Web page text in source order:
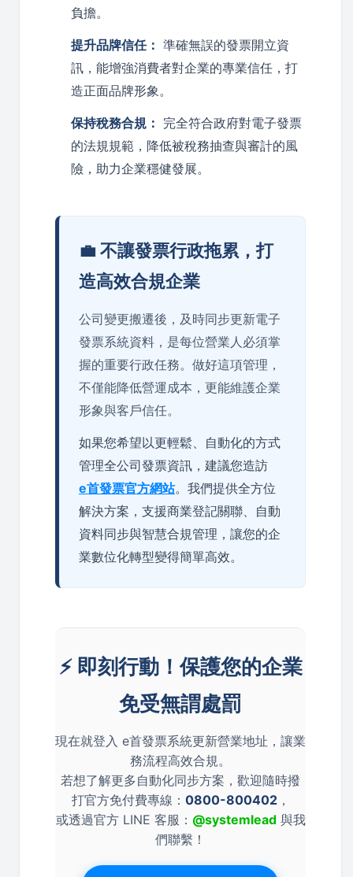
負擔。
提升品牌信任： 準確無誤的發票開立資
訊，能增強消費者對企業的專業信任，打
造正面品牌形象。
保持稅務合規： 完全符合政府對電子發票
的法規規範，降低被稅務抽查與審計的風
險，助力企業穩健發展。
💼 不讓發票行政拖累，打
造高效合規企業
公司變更搬遷後，及時同步更新電子
發票系統資料，是每位營業人必須掌
握的重要行政任務。做好這項管理，
不僅能降低營運成本，更能維護企業
形象與客戶信任。
如果您希望以更輕鬆、自動化的方式
管理全公司發票資訊，建議您造訪
e首發票官方網站。我們提供全方位
解決方案，支援商業登記關聯、自動
資料同步與智慧合規管理，讓您的企
業數位化轉型變得簡單高效。
⚡ 即刻行動！保護您的企業
免受無謂處罰
現在就登入 e首發票系統更新營業地址，讓業
務流程高效合規。
若想了解更多自動化同步方案，歡迎隨時撥
打官方免付費專線： 0800-800402，
或透過官方 LINE 客服： @systemlead與我
們聯繫！